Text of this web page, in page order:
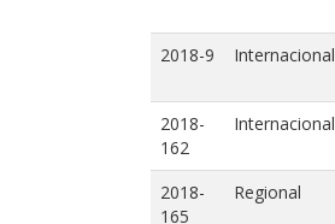
2018-9 Internacional
2018-
162
Internacional
2018-
165
Regional